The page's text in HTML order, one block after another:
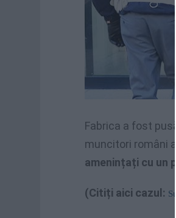
Fabrica a fost
muncitori români
amenințați cu un
(Citiți aici cazul: